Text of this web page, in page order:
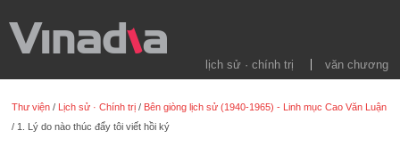
lịch sử · chính trị văn chương
Thư viện / Lịch sử · Chính trị / Bên giòng lịch sử (1940-1965) - Linh mục Cao Văn Luận
/ 1. Lý do nào thúc đẩy tôi viết hồi ký